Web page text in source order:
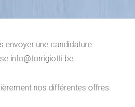
envoyer une candidature
info@torrigiotti.be
nos différentes offres